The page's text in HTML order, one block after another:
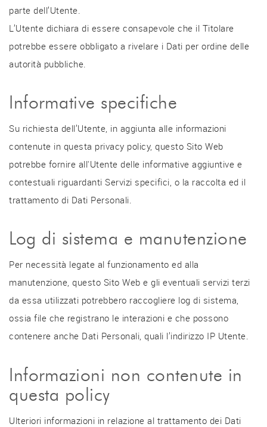
parte dell’Utente.
L’Utente dichiara di essere consapevole che il Titolare
potrebbe essere obbligato a rivelare i Dati per ordine delle
autorità pubbliche.
Informative specifiche
Su richiesta dell’Utente, in aggiunta alle informazioni
contenute in questa privacy policy, questo Sito Web
potrebbe fornire all'Utente delle informative aggiuntive e
contestuali riguardanti Servizi specifici, o la raccolta ed il
trattamento di Dati Personali.
Log di sistema e manutenzione
Per necessità legate al funzionamento ed alla
manutenzione, questo Sito Web e gli eventuali servizi terzi
da essa utilizzati potrebbero raccogliere log di sistema,
ossia file che registrano le interazioni e che possono
contenere anche Dati Personali, quali l’indirizzo IP Utente.
Informazioni non contenute in
questa policy
Ulteriori informazioni in relazione al trattamento dei Dati